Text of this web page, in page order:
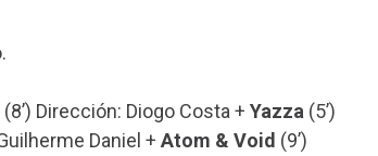
(8’) Dirección: Diogo Costa + Yazza (5’)
Daniel + Atom & Void (9’)